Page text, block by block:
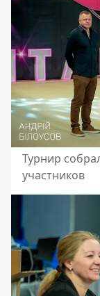
Турнир
участников